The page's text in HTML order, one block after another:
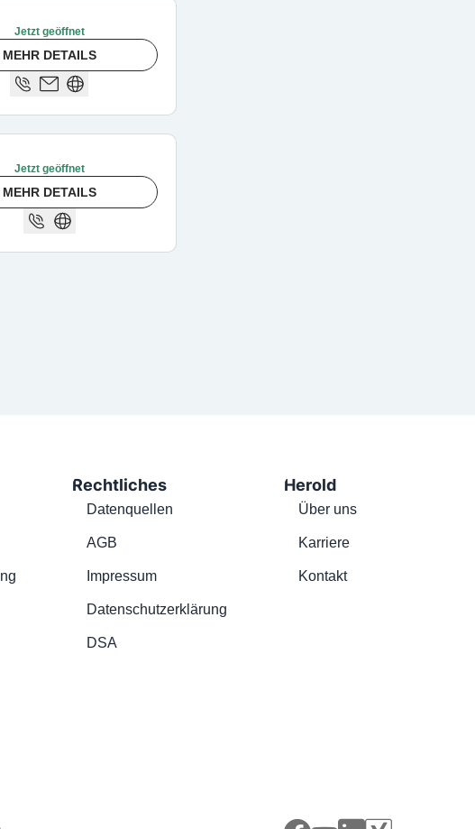
Jetzt geöffnet
MEHR DETAILS
Jetzt geöffnet
MEHR DETAILS
Rechtliches
Datenquellen
AGB
Impressum
Datenschutzerklärung
DSA
Herold
Über uns
Karriere
Kontakt